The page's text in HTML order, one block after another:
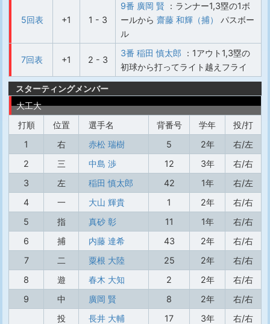
5回表 +1 1 - 3
9番 廣岡 賢 ：ランナー1,3塁の1ボ
ールから 齋藤 和輝（捕）
パスボー
ル
7回表 +1 2 - 3
3番 稲田 慎太郎 ：1アウト1,3塁の
初球から打ってライト越えフライ
スターティングメンバー
大工大
打順
位置 選手名 背番号 学年
投/打
1
右 赤松 瑞樹 5 2年
右/左
2
三 中島 渉 12 3年
右/右
3
左 稲田 慎太郎 42 1年
右/左
4
一 大山 輝貴 1 2年
右/右
5
指 真砂 彰 11 1年
右/右
6
捕 内藤 達希 43 2年
右/右
7
二 粟根 大陸 25 2年
右/右
8
遊 春木 大知 2 2年
右/右
9
中 廣岡 賢 8 2年
右/右
投
長井 大輔 17 3年
右/右